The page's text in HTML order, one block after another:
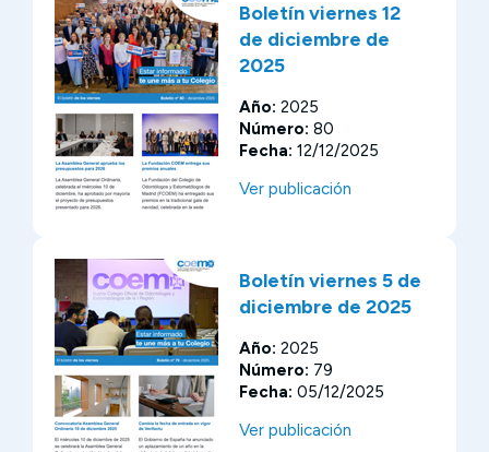
Boletín viernes 12
de diciembre de
2025
Año: 2025
Número: 80
Fecha: 12/12/2025
Ver publicación
Boletín viernes 5 de
diciembre de 2025
Año: 2025
Número: 79
Fecha: 05/12/2025
Ver publicación